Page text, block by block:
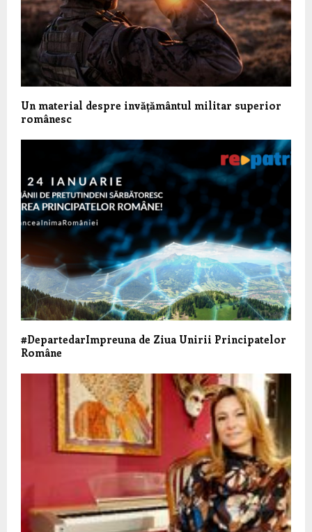
Un material despre invățământul militar superior
românesc
#DepartedarImpreuna de Ziua Unirii Principatelor
Române